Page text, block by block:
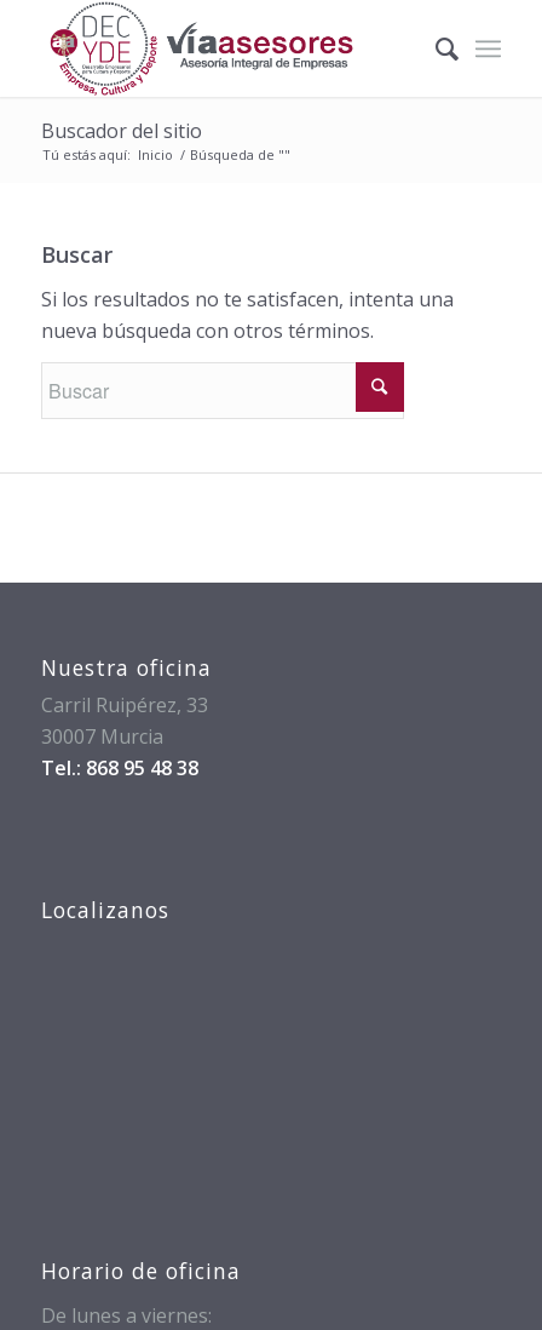
Buscador del sitio
Tú estás aquí: Inicio / Búsqueda de ""
Buscar
Si los resultados no te satisfacen, intenta una
nueva búsqueda con otros términos.
Nuestra oficina
Carril Ruipérez, 33
30007 Murcia
Tel.: 868 95 48 38
Localizanos
Horario de oficina
De lunes a viernes: